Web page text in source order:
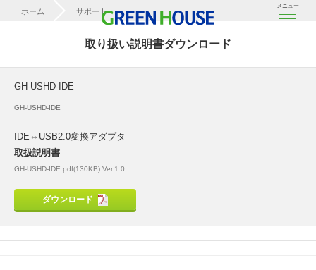
メニュー
ホーム サポート
取り扱い説明書ダウンロード
GH-USHD-IDE
GH-USHD-IDE
IDE⇔USB2.0変換アダプタ
取扱説明書
GH-USHD-IDE.pdf(130KB) Ver.1.0
ダウンロード